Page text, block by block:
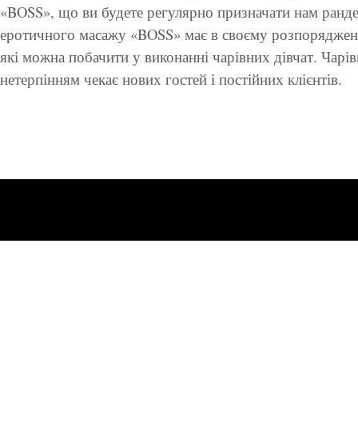
«BOSS», що ви будете регулярно призначати нам
еротичного масажу «BOSS» має в своєму
які можна побачити у виконанні чарівних дівчат.
нетерпінням чекає нових гостей і постійних клієнтів.